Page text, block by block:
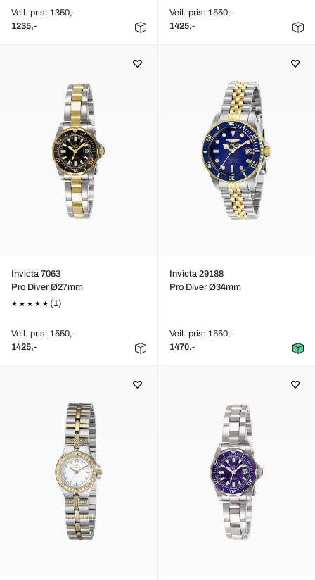
Veil. pris: 1350,-
1235,-
Veil. pris: 1550,-
1425,-
Invicta 7063
Pro Diver Ø27mm
(1)
Veil. pris: 1550,-
1425,-
Invicta 29188
Pro Diver Ø34mm
Veil. pris: 1550,-
1470,-